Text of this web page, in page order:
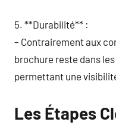
5. **Durabilité** :
– Contrairement aux
brochure reste dans
permettant une
Les Étapes